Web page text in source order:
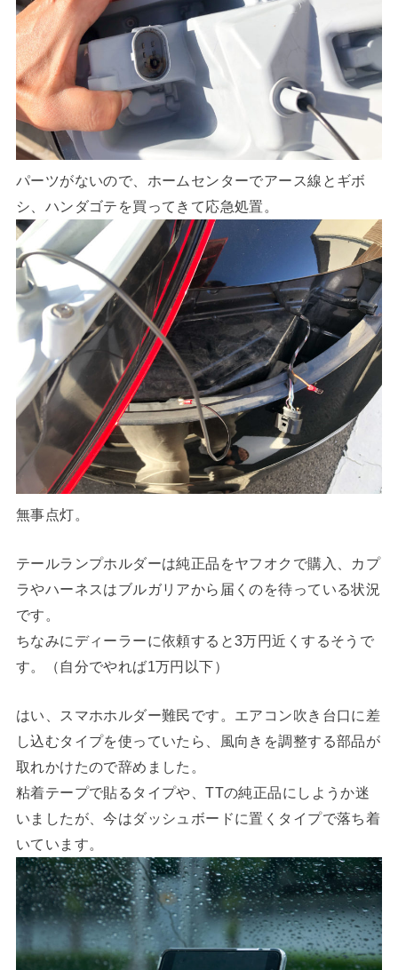
パーツがないので、ホームセンターでアース線とギボ
シ、ハンダゴテを買ってきて応急処置。
無事点灯。
テールランプホルダーは純正品をヤフオクで購入、カプ
ラやハーネスはブルガリアから届くのを待っている状況
です。
ちなみにディーラーに依頼すると3万円近くするそうで
す。（自分でやれば1万円以下）
はい、スマホホルダー難民です。エアコン吹き台口に差
し込むタイプを使っていたら、風向きを調整する部品が
取れかけたので辞めました。
粘着テープで貼るタイプや、TTの純正品にしようか迷
いましたが、今はダッシュボードに置くタイプで落ち着
いています。